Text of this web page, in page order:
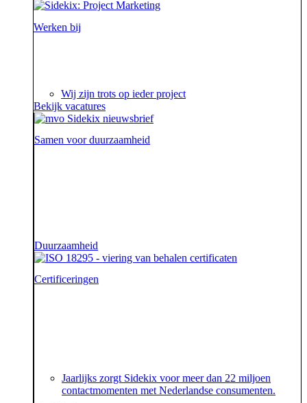
Werken bij
Wij zijn trots op ieder project
Bekijk vacatures
Samen voor duurzaamheid
Duurzaamheid
Certificeringen
Jaarlijks zorgt Sidekix voor meer dan 22 miljoen
contactmomenten met Nederlandse consumenten.